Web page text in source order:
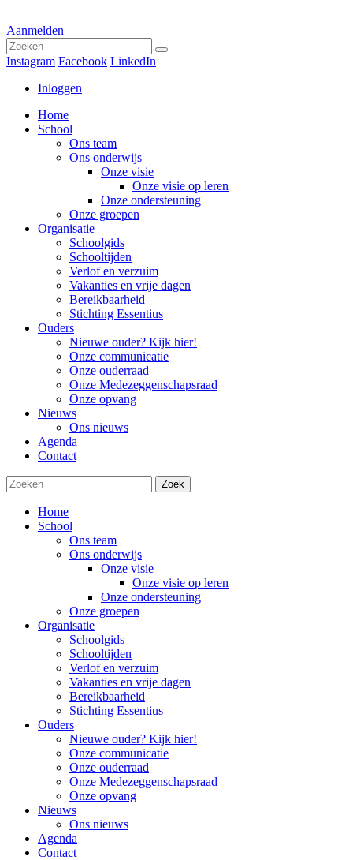
Aanmelden
Instagram Facebook LinkedIn
Inloggen
Home
School
Ons team
Ons onderwijs
Onze visie
Onze visie op leren
Onze ondersteuning
Onze groepen
Organisatie
Schoolgids
Schooltijden
Verlof en verzuim
Vakanties en vrije dagen
Bereikbaarheid
Stichting Essentius
Ouders
Nieuwe ouder? Kijk hier!
Onze communicatie
Onze ouderraad
Onze Medezeggenschapsraad
Onze opvang
Nieuws
Ons nieuws
Agenda
Contact
Zoek
Home
School
Ons team
Ons onderwijs
Onze visie
Onze visie op leren
Onze ondersteuning
Onze groepen
Organisatie
Schoolgids
Schooltijden
Verlof en verzuim
Vakanties en vrije dagen
Bereikbaarheid
Stichting Essentius
Ouders
Nieuwe ouder? Kijk hier!
Onze communicatie
Onze ouderraad
Onze Medezeggenschapsraad
Onze opvang
Nieuws
Ons nieuws
Agenda
Contact